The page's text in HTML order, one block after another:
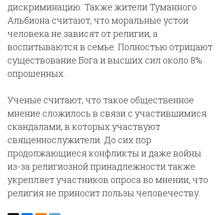
дискриминацию. Также жители Туманного
Альбиона считают, что моральные устои
человека не зависят от религии, а
воспитываются в семье. Полностью отрицают
существование Бога и высших сил около 8%
опрошенных.
Ученые считают, что такое общественное
мнение сложилось в связи с участившимися
скандалами, в которых участвуют
священнослужители. До сих пор
продолжающиеся конфликты и даже войны
из-за религиозной принадлежности также
укрепляет участников опроса во мнении, что
религия не приносит пользы человечеству.